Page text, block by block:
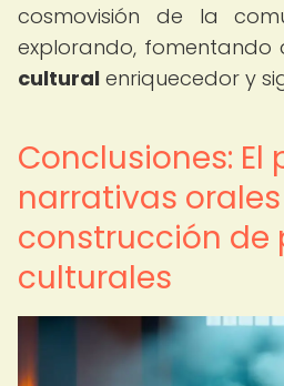
cosmovisión de la
explorando, fomentando
cultural enriquecedor y
Conclusiones: El
narrativas
construcción de
culturales